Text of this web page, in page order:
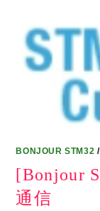
BONJOUR STM32
[Bonjour
通信